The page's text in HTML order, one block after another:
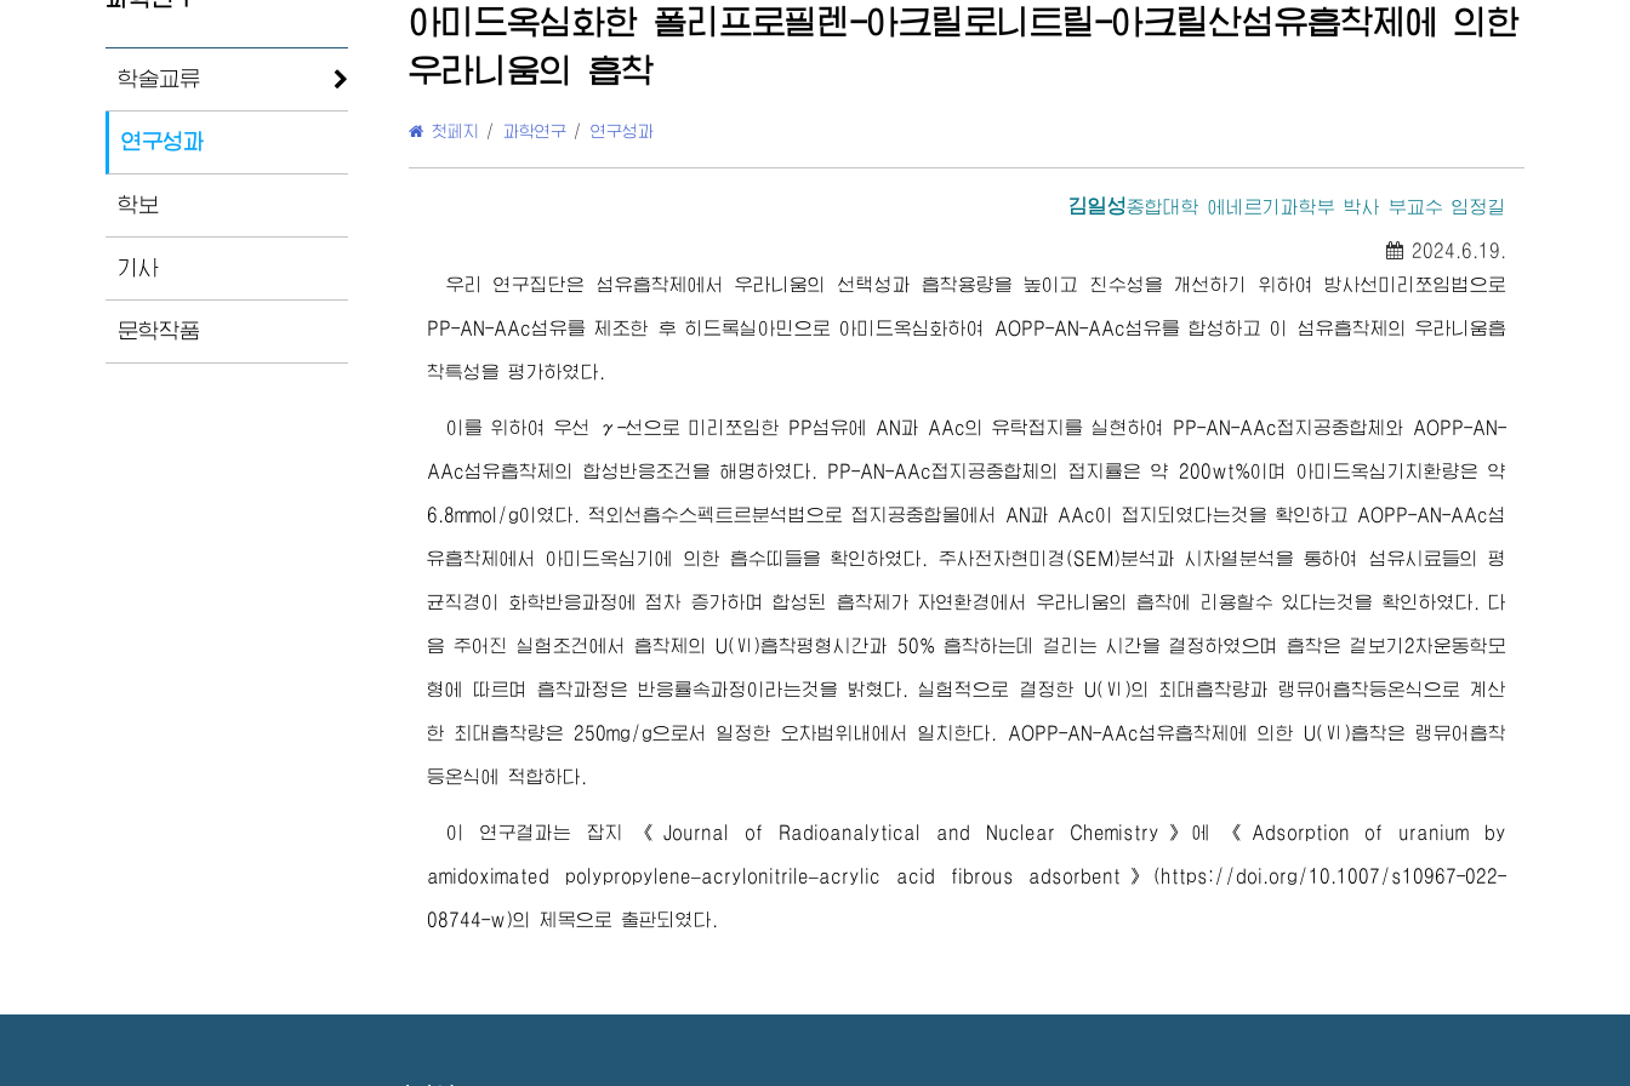
학술교류
연구성과
학보
기사
문학작품
아미드옥심화한 폴리프로필렌-아크릴로니트릴-아크릴산섬유흡착제에 의한
우라니움의 흡착
첫페지 / 과학연구 / 연구성과
김일성종합대학 에네르기과학부 박사 부교수 임정길
2024.6.19.
우리 연구집단은 섬유흡착제에서 우라니움의 선택성과 흡착용량을 높이고 친수성을 개선하기 위하여 방사선미리쪼임법으로
PP-AN-AAc섬유를 제조한 후 히드록실아민으로 아미드옥심화하여 AOPP-AN-AAc섬유를 합성하고 이 섬유흡착제의 우라니움흡
착특성을 평가하였다.
이를 위하여 우선 γ-선으로 미리쪼임한 PP섬유에 AN과 AAc의 유탁접지를 실현하여 PP-AN-AAc접지공중합체와 AOPP-AN-
AAc섬유흡착제의 합성반응조건을 해명하였다. PP-AN-AAc접지공중합체의 접지률은 약 200wt%이며 아미드옥심기치환량은 약
6.8mmol/g이였다. 적외선흡수스펙트르분석법으로 접지공중합물에서 AN과 AAc이 접지되였다는것을 확인하고 AOPP-AN-AAc섬
유흡착제에서 아미드옥심기에 의한 흡수띠들을 확인하였다. 주사전자현미경(SEM)분석과 시차열분석을 통하여 섬유시료들의 평
균직경이 화학반응과정에 점차 증가하며 합성된 흡착제가 자연환경에서 우라니움의 흡착에 리용할수 있다는것을 확인하였다. 다
음 주어진 실험조건에서 흡착제의 U(Ⅵ)흡착평형시간과 50% 흡착하는데 걸리는 시간을 결정하였으며 흡착은 겉보기2차운동학모
형에 따르며 흡착과정은 반응률속과정이라는것을 밝혔다. 실험적으로 결정한 U(Ⅵ)의 최대흡착량과 랭뮤어흡착등온식으로 계산
한 최대흡착량은 250mg/g으로서 일정한 오차범위내에서 일치한다. AOPP-AN-AAc섬유흡착제에 의한 U(Ⅵ)흡착은 랭뮤어흡착
등온식에 적합하다.
이 연구결과는 잡지 《Journal of Radioanalytical and Nuclear Chemistry》에 《Adsorption of uranium by
amidoximated polypropylene–acrylonitrile–acrylic acid fibrous adsorbent》(https://doi.org/10.1007/s10967-022-
08744-w)의 제목으로 출판되였다.